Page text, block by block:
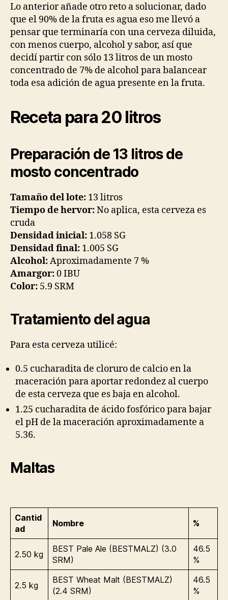
Lo anterior añade otro reto a solucionar, dado
que el 90% de la fruta es agua eso me llevó a
pensar que terminaría con una cerveza diluida,
con menos cuerpo, alcohol y sabor, así que
decidí partir con sólo 13 litros de un mosto
concentrado de 7% de alcohol para balancear
toda esa adición de agua presente en la fruta.
Receta para 20 litros
Preparación de 13 litros de
mosto concentrado
Tamaño del lote: 13 litros
Tiempo de hervor:No aplica, esta cerveza es
cruda
Densidad inicial: 1.058 SG
Densidad final: 1.005 SG
Alcohol:Aproximadamente 7 %
Amargor:0 IBU
Color: 5.9 SRM
Tratamiento del agua
Para esta cerveza utilicé:
0.5 cucharadita de cloruro de calcio en la
maceración para aportar redondez al cuerpo
de esta cerveza que es baja en alcohol.
1.25 cucharadita de ácido fosfórico para bajar
el pH de la maceración aproximadamente a
5.36.
Maltas
Cantid
ad
Nombre %
2.50 kg
BEST Pale Ale (BESTMALZ) (3.0
SRM)
46.5
%
2.5 kg
BEST Wheat Malt (BESTMALZ)
(2.4 SRM)
46.5
%